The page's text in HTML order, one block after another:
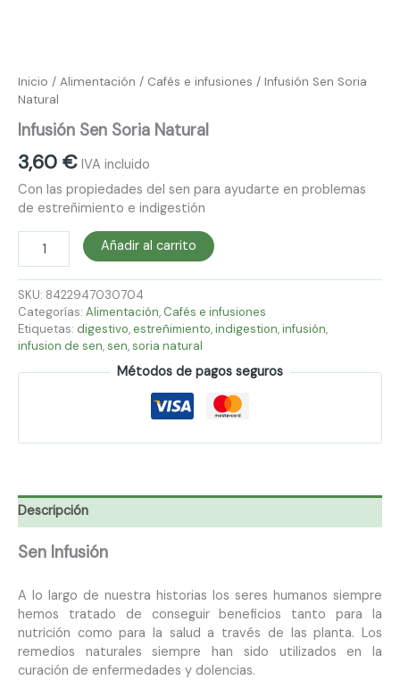
Inicio / Alimentación / Cafés e infusiones / Infusión Sen Soria
Natural
Infusión Sen Soria Natural
3,60 € IVA incluido
Con las propiedades del sen para ayudarte en problemas
de estreñimiento e indigestión
Añadir al carrito
SKU: 8422947030704
Categorías: Alimentación, Cafés e infusiones
Etiquetas: digestivo,estreñimiento,indigestion,infusión,
infusion de sen,sen,soria natural
Métodos de pagos seguros
Descripción
Sen Infusión
A lo largo de nuestra historias los seres humanos siempre
hemos tratado de conseguir beneficios tanto para la
nutrición como para la salud a través de las planta. Los
remedios naturales siempre han sido utilizados en la
curación de enfermedades y dolencias.